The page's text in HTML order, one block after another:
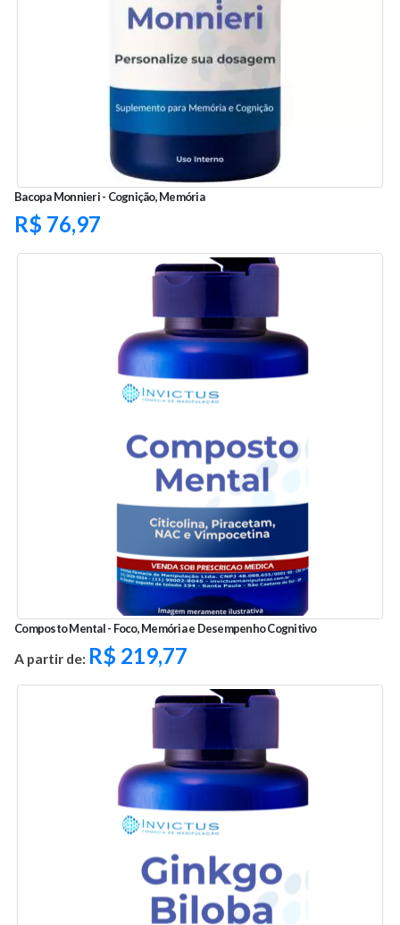
Bacopa Monnieri - Cognição, Memória
R$ 76,97
Composto Mental - Foco, Memória e Desempenho Cognitivo
A partir de: R$ 219,77